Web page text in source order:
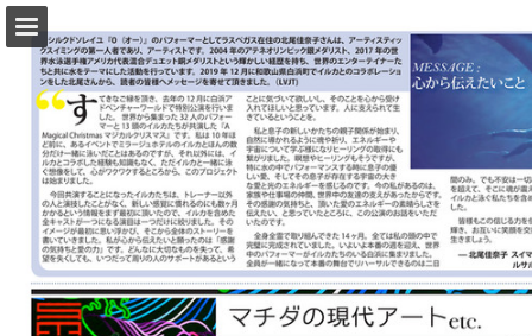
lasvegasjapantimes.com
ページの概要
PDFとしてダウンロード
レポート発行